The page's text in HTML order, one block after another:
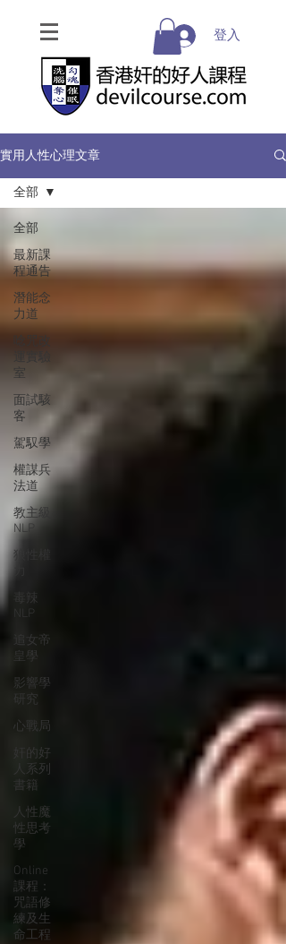
登入
實用人性心理文章
全部
最新課
程通告
潛能念
力道
唸咒改
運實驗
室
面試駭
客
駕馭學
權謀兵
法道
教主級
NLP
狼性權
毒辣
NLP
追女帝
皇學
影響學
研究
心戰局
奸的好
人系列
書籍
人性魔
性思考
學
Online
課程：
咒語修
練及生
命工程
全部